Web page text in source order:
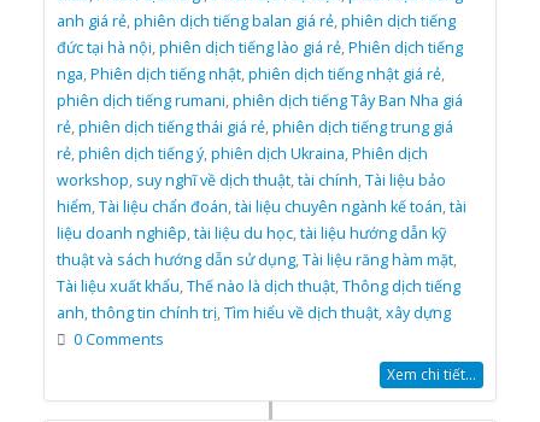
anh giá rẻ,phiên dịch tiếng balan giá rẻ,phiên dịch tiếng
đức tại hà nội,phiên dịch tiếng lào giá rẻ,Phiên dịch tiếng
nga,Phiên dịch tiếng nhật,phiên dịch tiếng nhật giá rẻ,
phiên dịch tiếng rumani,phiên dịch tiếng Tây Ban Nha giá
rẻ,phiên dịch tiếng thái giá rẻ,phiên dịch tiếng trung giá
rẻ,phiên dịch tiếng ý,phiên dịch Ukraina,Phiên dịch
workshop, suy nghĩ về dịch thuật,tài chính,Tài liệu bảo
hiểm,Tài liệu chẩn đoán,tài liệu chuyên ngành kế toán,tài
liệu doanh nghiêp,tài liệu du học,tài liệu hướng dẫn kỹ
thuật và sách hướng dẫn sử dụng,Tài liệu răng hàm mặt,
Tài liệu xuất khẩu,Thế nào là dịch thuật,Thông dịch tiếng
anh,thông tin chính trị,Tìm hiểu về dịch thuật,xây dựng
0 Comments
Xem chi tiết...